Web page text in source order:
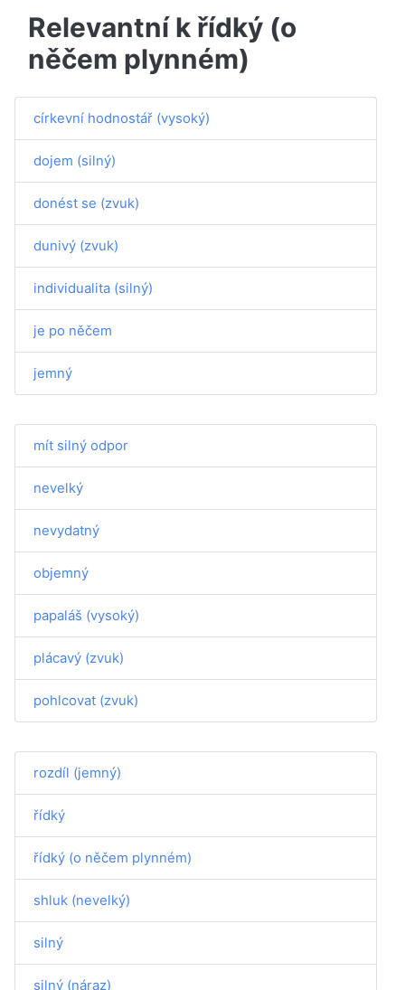
Relevantní k řídký (o
něčem plynném)
církevní hodnostář (vysoký)
dojem (silný)
donést se (zvuk)
dunivý (zvuk)
individualita (silný)
je po něčem
jemný
mít silný odpor
nevelký
nevydatný
objemný
papaláš (vysoký)
plácavý (zvuk)
pohlcovat (zvuk)
rozdíl (jemný)
řídký
řídký (o něčem plynném)
shluk (nevelký)
silný
silný (náraz)